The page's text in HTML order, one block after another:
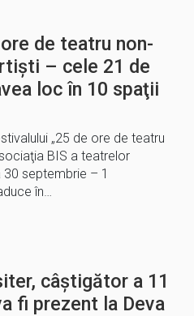
de teatru non-
– cele 21 de
loc în 10 spaţii
„25 de ore de teatru
BIS a teatrelor
septembrie – 1
în…
câștigător a 11
fi prezent la Deva